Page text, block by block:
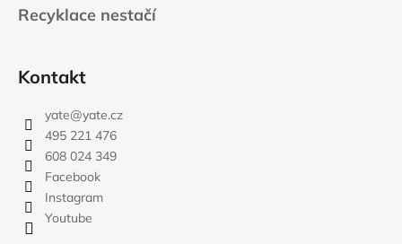
Recyklace nestačí
Kontakt
yate@yate.cz
495 221 476
608 024 349
Facebook
Instagram
Youtube